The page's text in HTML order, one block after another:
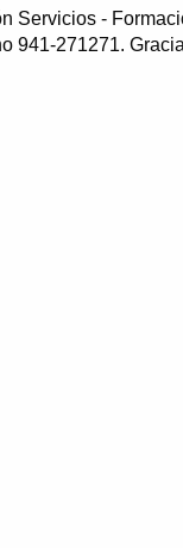
Servicios -
941-271271.